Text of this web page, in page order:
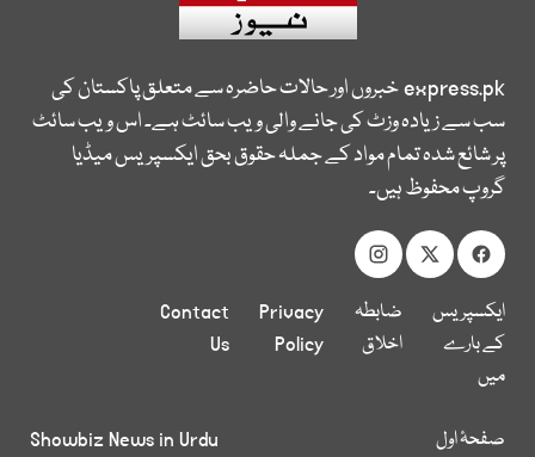
express.pkخبروں اور حالات حاضرہ سے متعلق پاکستان کی
سب سے زیادہ وزٹ کی جانے والی ویب سائٹ ہے۔ اس ویب سائٹ
پر شائع شدہ تمام مواد کے جملہ حقوق بحق ایکسپریس میڈیا
گروپ محفوظ ہیں۔
ایکسپریس
کے بارے
میں
ضابطہ
اخلاق
Privacy
Policy
Contact
Us
صفحۂ اول
Showbiz News in Urdu